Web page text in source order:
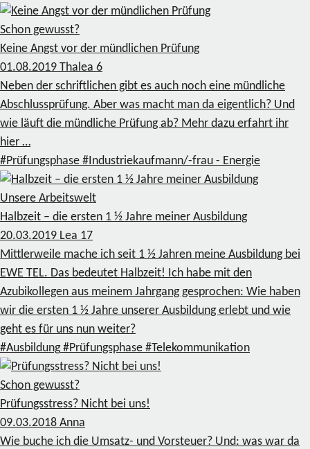
Schon gewusst?
Keine Angst vor der mündlichen Prüfung
01.08.2019 Thalea 6
Neben der schriftlichen gibt es auch noch eine mündliche
Abschlussprüfung. Aber was macht man da eigentlich? Und
wie läuft die mündliche Prüfung ab? Mehr dazu erfahrt ihr
hier …
#Prüfungsphase #Industriekaufmann/-frau - Energie
Unsere Arbeitswelt
Halbzeit – die ersten 1 ½ Jahre meiner Ausbildung
20.03.2019 Lea 17
Mittlerweile mache ich seit 1 ½ Jahren meine Ausbildung bei
EWE TEL. Das bedeutet Halbzeit! Ich habe mit den
Azubikollegen aus meinem Jahrgang gesprochen: Wie haben
wir die ersten 1 ½ Jahre unserer Ausbildung erlebt und wie
geht es für uns nun weiter?
#Ausbildung #Prüfungsphase #Telekommunikation
Schon gewusst?
Prüfungsstress? Nicht bei uns!
09.03.2018 Anna
Wie buche ich die Umsatz- und Vorsteuer? Und: was war da